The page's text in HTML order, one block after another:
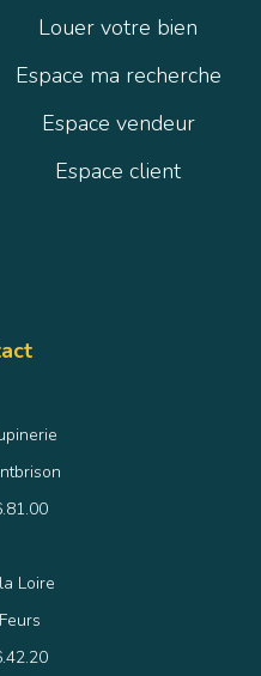
Louer votre bien
Espace ma recherche
Espace vendeur
Espace client
Loire